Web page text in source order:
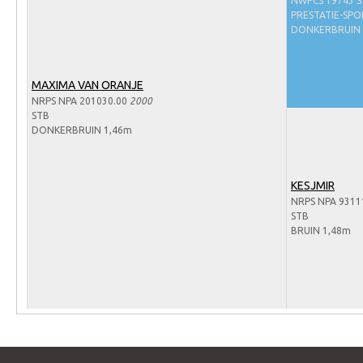
Zoek een NRPS paard
MAXIMA VAN ORANJE
NRPS NPA 201030.00 2000
STB
DONKERBRUIN 1,46m
PRESTATIE-
DONKERBRUIN
KESJMIR
NRPS NPA
STB
BRUIN 1,48m